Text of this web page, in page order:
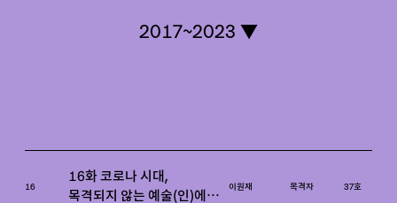
2017~2023 ▼
16
16화 코로나 시대,
목격되지 않는 예술(인)에
이원재 목격자 37호